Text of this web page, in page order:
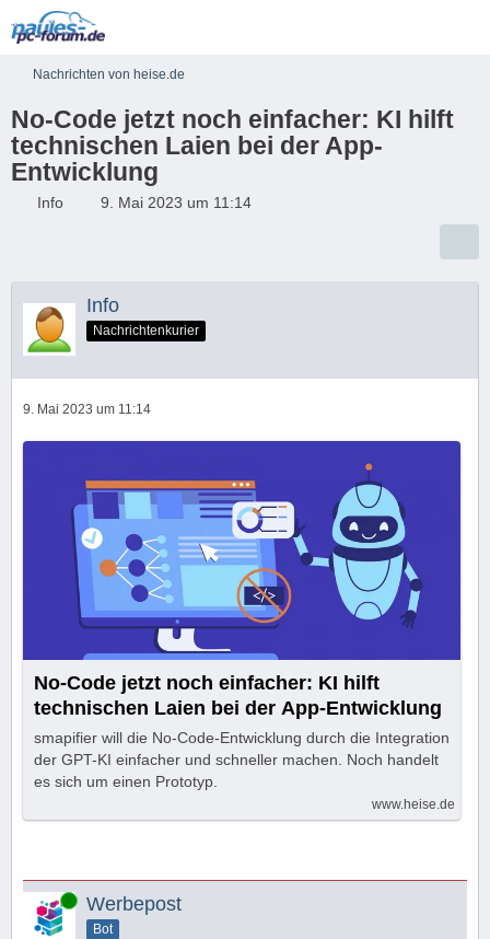
Nachrichten von heise.de
No-Code jetzt noch einfacher: KI hilft
technischen Laien bei der App-
Entwicklung
Info 9. Mai 2023 um 11:14
Info
Nachrichtenkurier
9. Mai 2023 um 11:14
No-Code jetzt noch einfacher: KI hilft
technischen Laien bei der App-Entwicklung
smapifier will die No-Code-Entwicklung durch die Integration
der GPT-KI einfacher und schneller machen. Noch handelt
es sich um einen Prototyp.
www.heise.de
Online Werbepost
Bot